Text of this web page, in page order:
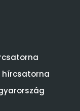
hírcsatorna